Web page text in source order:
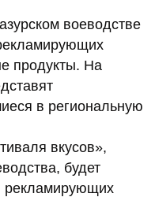
воеводстве
продукты. На
в региональную
вкусов»,
будет
рекламирующих